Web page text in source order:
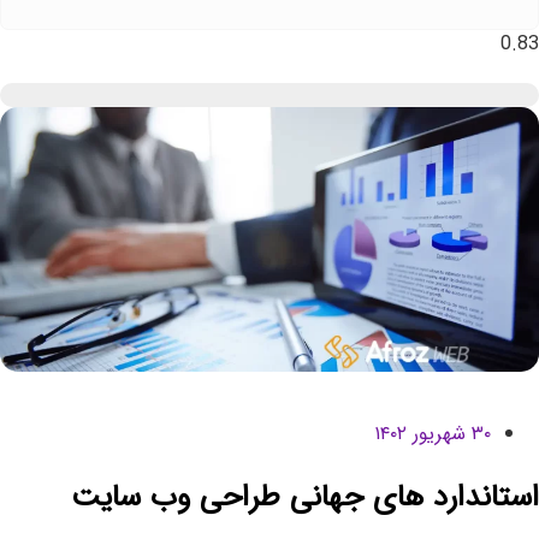
۳۰ شهریور ۱۴۰۲
استاندارد های جهانی طراحی وب سایت